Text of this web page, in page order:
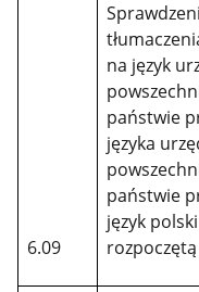
6.09
na język
państwie
języka
państwie
język